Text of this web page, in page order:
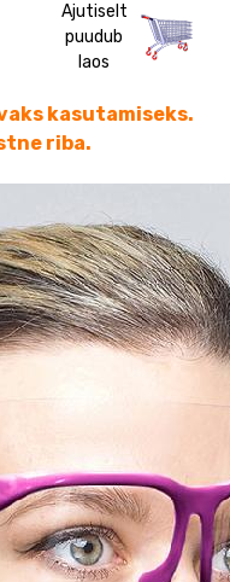
Ajutiselt
puudub
laos
kasutamiseks.
riba.